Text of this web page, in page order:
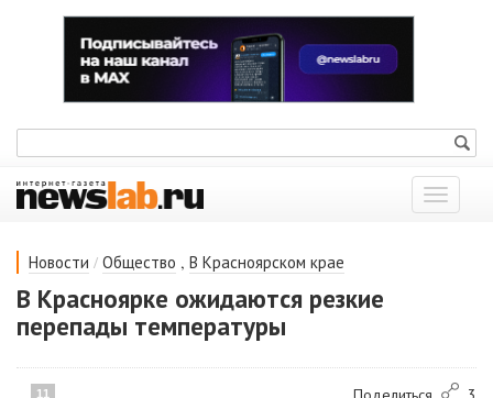
Показать
меню
Новости / Общество , В Красноярском крае
В Красноярке ожидаются резкие
перепады температуры
11